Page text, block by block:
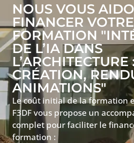
NOUS VOUS
FINANCER VOTRE
FORMATION
DE L’IA DANS
L’ARCHITECTURE
CRÉATION,
ANIMATIONS"
Le coût initial de la formation
F3DF vous propose un
complet pour faciliter le
formation :